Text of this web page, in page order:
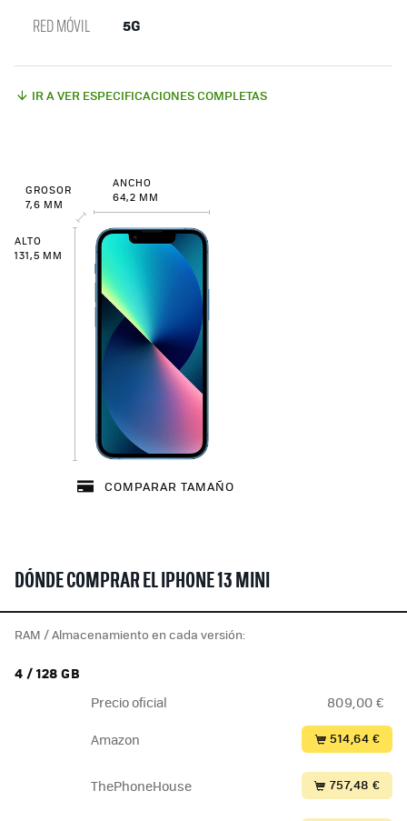
RED MÓVIL 5G
IR A VER ESPECIFICACIONES COMPLETAS
GROSOR
7,6 MM
ANCHO
64,2 MM
ALTO
131,5 MM
COMPARAR TAMAÑO
DÓNDE COMPRAR EL IPHONE 13 MINI
RAM / Almacenamiento en cada versión:
4 / 128 GB
Precio oficial 809,00 €
Amazon 514,64 €
ThePhoneHouse 757,48 €